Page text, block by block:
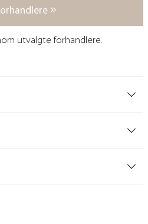
utvalgte forhandlere.